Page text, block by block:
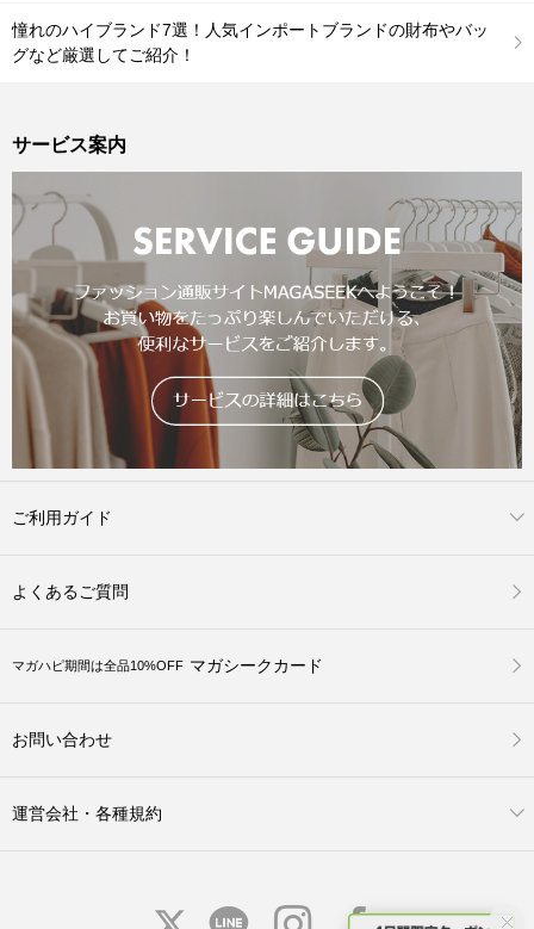
憧れのハイブランド7選！人気インポートブランドの財布やバッ
グなど厳選してご紹介！
サービス案内
ご利用ガイド
よくあるご質問
マガハピ期間は全品10%OFF マガシークカード
お問い合わせ
運営会社・各種規約